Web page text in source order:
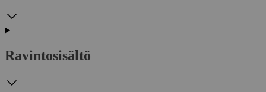
Ravintosisältö